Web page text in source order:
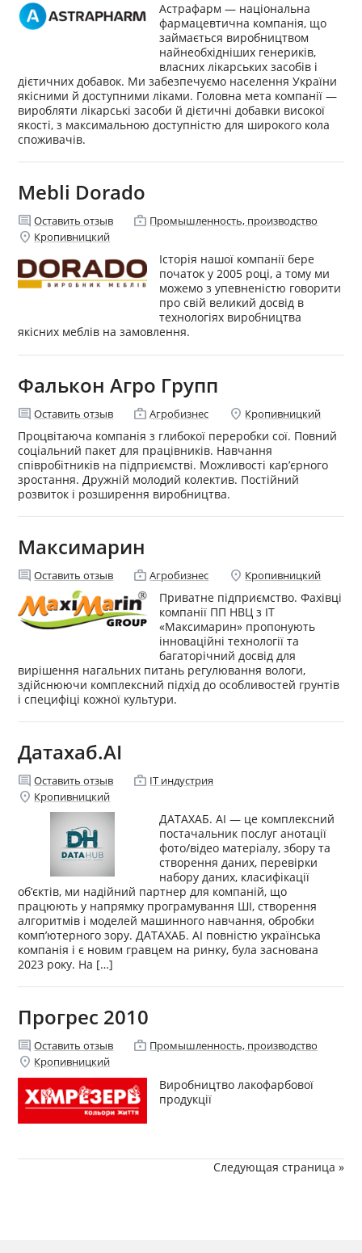
Астрафарм — національна
фармацевтична компанія, що
займається виробництвом
найнеобхідніших генериків,
власних лікарських засобів і
дієтичних добавок. Ми забезпечуємо населення України
якісними й доступними ліками.​ Головна мета компанії —
виробляти лікарські засоби й дієтичні добавки високої
якості, з максимальною доступністю для широкого кола
споживачів.
Mebli Dorado
comment Оставить отзыв enterprise Промышленность, производство
location_on Кропивницкий
Історія нашої компанії бере
початок у 2005 році, а тому ми
можемо з упевненістю говорити
про свій великий досвід в
технологіях виробництва
якісних меблів на замовлення.
Фалькон Агро Групп
comment Оставить отзыв enterprise Агробизнес location_on Кропивницкий
Процвітаюча компанія з глибокої переробки сої. Повний
соціальний пакет для працівників. Навчання
співробітників на підприємстві. Можливості кар’єрного
зростання. Дружній молодий колектив. Постійний
розвиток і розширення виробництва.
Максимарин
comment Оставить отзыв enterprise Агробизнес location_on Кропивницкий
Приватне підприємство. Фахівці
компанії ПП НВЦ з ІТ
«Максимарин» пропонують
інноваційні технології та
багаторічний досвід для
вирішення нагальних питань регулювання вологи,
здійснюючи комплексний підхід до особливостей грунтів
і специфіці кожної культури.
Датахаб.АІ
comment Оставить отзыв enterprise IT индустрия
location_on Кропивницкий
ДАТАХАБ. АІ — це комплексний
постачальник послуг анотації
фото/відео матеріалу, збору та
створення даних, перевірки
набору даних, класифікації
об’єктів, ми надійний партнер для компаній, що
працюють у напрямку програмування ШІ, створення
алгоритмів і моделей машинного навчання, обробки
комп’ютерного зору. ДАТАХАБ. АІ повністю українська
компанія і є новим гравцем на ринку, була заснована
2023 року. На […]
Прогрес 2010
comment Оставить отзыв enterprise Промышленность, производство
location_on Кропивницкий
Виробництво лакофарбової
продукції
Следующая страница »